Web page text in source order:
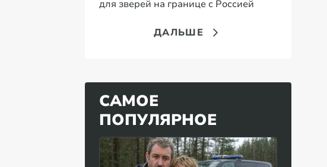
для зверей на границе с Россией
ДАЛЬШЕ
САМОЕ
ПОПУЛЯРНОЕ